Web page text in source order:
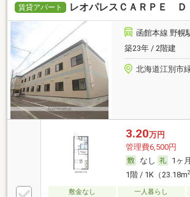
賃貸アパート レオパレスＣＡＲＰＥ Ｄ
函館本線 野幌
築23年 / 2階建
北海道江別市
3.20万円
管理費6,500円
なし
1ヶ月
1階 / 1K（23.18m2
敷金なし 一人暮らし